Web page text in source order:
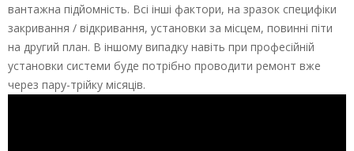
вантажна підйомність. Всі інші фактори, на зразок специфіки
закривання / відкривання, установки за місцем, повинні піти
на другий план. В іншому випадку навіть при професійній
установки системи буде потрібно проводити ремонт вже
через пару-трійку місяців.